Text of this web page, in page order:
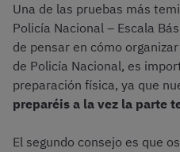
Una de las pruebas más
Policía Nacional – Escala
de pensar en cómo
de Policía Nacional, es
preparación física, ya que
preparéis a la vez la parte
El segundo consejo es que